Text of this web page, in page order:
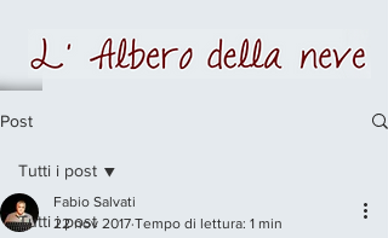
Post
Tutti i post
Tutti i post
Fabio Salvati
22 nov 2017 Tempo di lettura: 1 min